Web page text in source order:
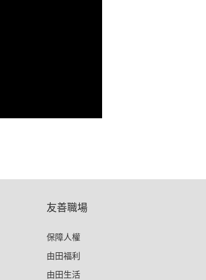
友善職場
保障人權
由田福利
由田生活